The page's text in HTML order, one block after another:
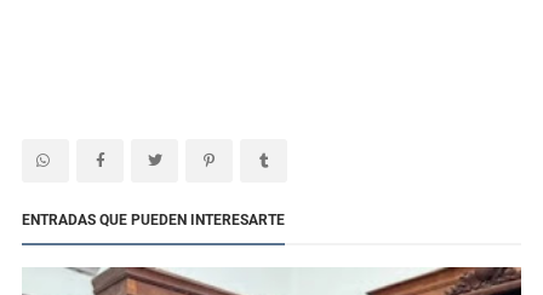
ENTRADAS QUE PUEDEN INTERESARTE